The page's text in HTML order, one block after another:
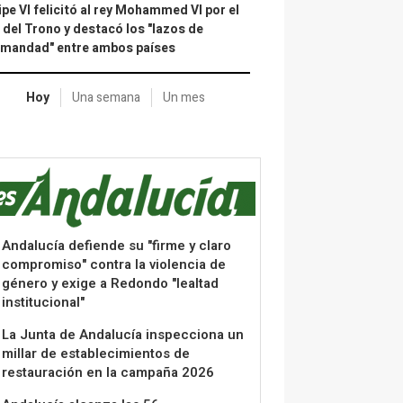
VI felicitó al rey Mohammed VI por el
del Trono y destacó los "lazos de
entre ambos países
Hoy Una semana Un mes
Andalucía defiende su "firme y claro
compromiso" contra la violencia de
género y exige a Redondo "lealtad
institucional"
La Junta de Andalucía inspecciona un
millar de establecimientos de
restauración en la campaña 2026